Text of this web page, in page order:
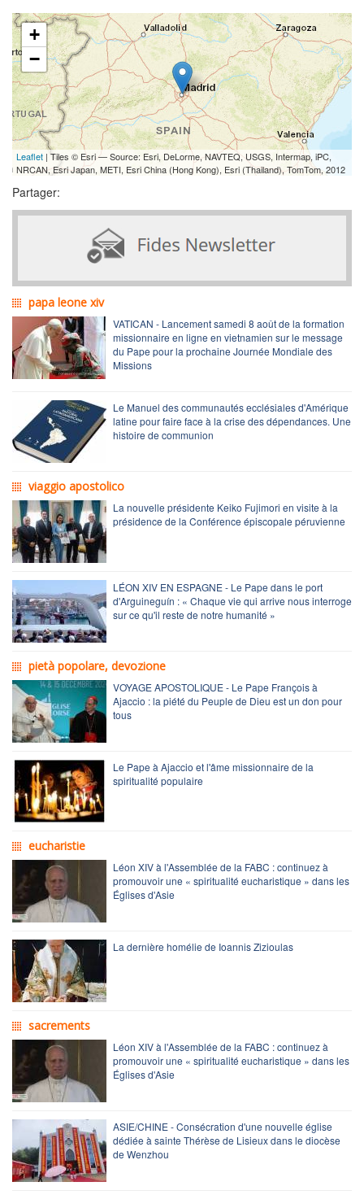
+
−
Leaflet | Tiles © Esri — Source: Esri, DeLorme, NAVTEQ, USGS, Intermap, iPC,
NRCAN, Esri Japan, METI, Esri China (Hong Kong), Esri (Thailand), TomTom, 2012
Partager:
papa leone xiv
VATICAN - Lancement samedi 8 août de la formation
missionnaire en ligne en vietnamien sur le message
du Pape pour la prochaine Journée Mondiale des
Missions
Le Manuel des communautés ecclésiales d'Amérique
latine pour faire face à la crise des dépendances. Une
histoire de communion
viaggio apostolico
La nouvelle présidente Keiko Fujimori en visite à la
présidence de la Conférence épiscopale péruvienne
LÉON XIV EN ESPAGNE - Le Pape dans le port
d'Arguineguín : « Chaque vie qui arrive nous interroge
sur ce qu'il reste de notre humanité »
pietà popolare, devozione
VOYAGE APOSTOLIQUE - Le Pape François à
Ajaccio : la piété du Peuple de Dieu est un don pour
tous
Le Pape à Ajaccio et l'âme missionnaire de la
spiritualité populaire
eucharistie
Léon XIV à l'Assemblée de la FABC : continuez à
promouvoir une « spiritualité eucharistique » dans les
Églises d'Asie
La dernière homélie de Ioannis Zizioulas
sacrements
Léon XIV à l'Assemblée de la FABC : continuez à
promouvoir une « spiritualité eucharistique » dans les
Églises d'Asie
ASIE/CHINE - Consécration d'une nouvelle église
dédiée à sainte Thérèse de Lisieux dans le diocèse
de Wenzhou